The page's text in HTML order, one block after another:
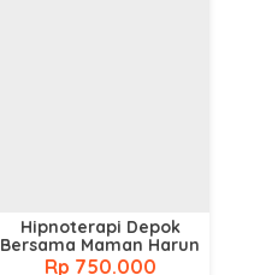
Hipnoterapi Depok
Bersama Maman Harun
Rp 750.000